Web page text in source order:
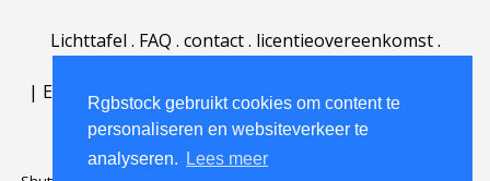
Rgbstock gebruikt cookies om content te
personaliseren en websiteverkeer te
analyseren.
Lees meer
Lichttafel . FAQ . contact. licentieovereenkomst.
| English | Deutsch Español | Português
Nederlands|